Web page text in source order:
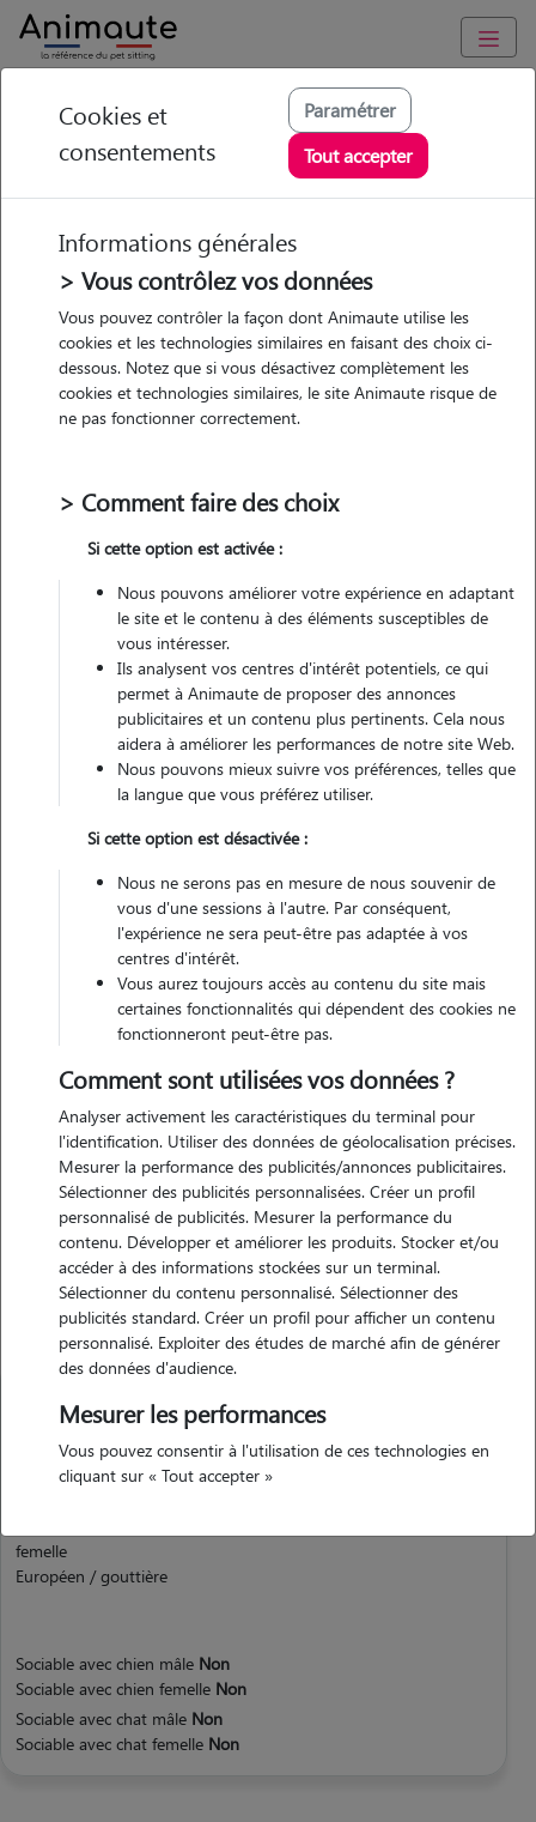
Animaute Pays-de-la-Loire Loire-Atlantique/La Baule-Escoublac
Agathe - Petsitter à
LA BAULE
ESCOUBLAC
• 21 ans
1 animal
Non véhiculé
Contacter
L'envoi d'une demande est sans engagement
Motivation
je souhaite garder des animaux car depuis petite j'ai grandis avec des
chiens, des chats, des lapins. j'ai aussi fais de l'équitation pendant 10
ans. j'aimerais pouvoir continuer à être avec des animaux et à rendre
Expérience
nous avons eu dans ma famille 3 chiens allant du golden retriever au
cavalier king charles. 2 chats lorsque j'étais petite et aujourd'hui j'ai
mon propre chaton nommé lila. j'ai aussi fais de l'équitation 10 ans.
Animaux
femelle
Européen / gouttière
Sociable avec chien mâle Non
Sociable avec chien femelle Non
Sociable avec chat mâle Non
Sociable avec chat femelle Non
Cookies et
consentements
Paramétrer
Tout accepter
Informations générales
> Vous contrôlez vos données
Vous pouvez contrôler la façon dont Animaute utilise les
cookies et les technologies similaires en faisant des choix ci-
dessous. Notez que si vous désactivez complètement les
cookies et technologies similaires, le site Animaute risque de
ne pas fonctionner correctement.
> Comment faire des choix
Si cette option est activée :
Nous pouvons améliorer votre expérience en adaptant
le site et le contenu à des éléments susceptibles de
vous intéresser.
Ils analysent vos centres d'intérêt potentiels, ce qui
permet à Animaute de proposer des annonces
publicitaires et un contenu plus pertinents. Cela nous
aidera à améliorer les performances de notre site Web.
Nous pouvons mieux suivre vos préférences, telles que
la langue que vous préférez utiliser.
Si cette option est désactivée :
Nous ne serons pas en mesure de nous souvenir de
vous d'une sessions à l'autre. Par conséquent,
l'expérience ne sera peut-être pas adaptée à vos
centres d'intérêt.
Vous aurez toujours accès au contenu du site mais
certaines fonctionnalités qui dépendent des cookies ne
fonctionneront peut-être pas.
Comment sont utilisées vos données ?
Analyser activement les caractéristiques du terminal pour
l'identification. Utiliser des données de géolocalisation précises.
Mesurer la performance des publicités/annonces publicitaires.
Sélectionner des publicités personnalisées. Créer un profil
personnalisé de publicités. Mesurer la performance du
contenu. Développer et améliorer les produits. Stocker et/ou
accéder à des informations stockées sur un terminal.
Sélectionner du contenu personnalisé. Sélectionner des
publicités standard. Créer un profil pour afficher un contenu
personnalisé. Exploiter des études de marché afin de générer
des données d'audience.
Mesurer les performances
Vous pouvez consentir à l'utilisation de ces technologies en
cliquant sur « Tout accepter »